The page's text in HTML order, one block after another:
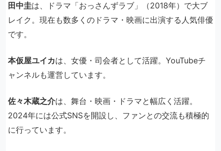
田中圭は、ドラマ「おっさんずラブ」（2018年）で大ブ
レイク。現在も数多くのドラマ・映画に出演する人気俳優
です。
本仮屋ユイカは、女優・司会者として活躍。YouTubeチ
ャンネルも運営しています。
佐々木蔵之介は、舞台・映画・ドラマと幅広く活躍。
2024年には公式SNSを開設し、ファンとの交流も積極的
に行っています。